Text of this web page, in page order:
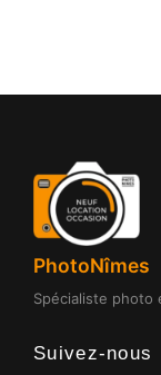
PhotoNîmes
Spécialiste photo
Suivez-nous